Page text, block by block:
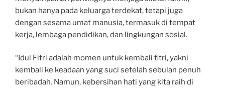
bukan hanya pada keluarga terdekat, tetapi juga
dengan sesama umat manusia, termasuk di tempat
kerja, lembaga pendidikan, dan lingkungan sosial.
“Idul Fitri adalah momen untuk kembali fitri, yakni
kembali ke keadaan yang suci setelah sebulan penuh
beribadah. Namun, kebersihan hati yang kita raih di